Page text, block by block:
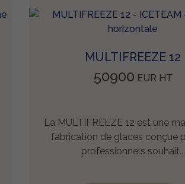
MULTIFREEZE 12
50900 EUR HT
La MULTIFREEZE 12 est une
fabrication de glaces conçue
professionnels souhait...